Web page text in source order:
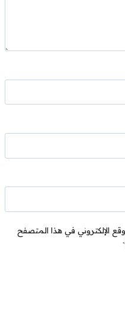
الإلكتروني في هذا المتصفح